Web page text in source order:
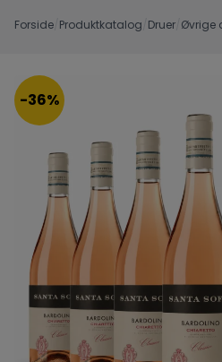
Forside Produktkatalog Druer Øvrige
-36%